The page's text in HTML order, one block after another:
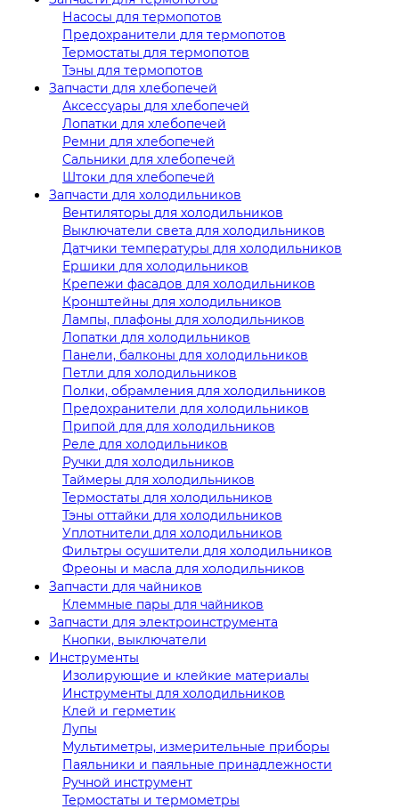
Насосы для термопотов
Предохранители для термопотов
Термостаты для термопотов
Тэны для термопотов
Запчасти для хлебопечей
Аксессуары для хлебопечей
Лопатки для хлебопечей
Ремни для хлебопечей
Сальники для хлебопечей
Штоки для хлебопечей
Запчасти для холодильников
Вентиляторы для холодильников
Выключатели света для холодильников
Датчики температуры для холодильников
Ершики для холодильников
Крепежи фасадов для холодильников
Кронштейны для холодильников
Лампы, плафоны для холодильников
Лопатки для холодильников
Панели, балконы для холодильников
Петли для холодильников
Полки, обрамления для холодильников
Предохранители для холодильников
Припой для для холодильников
Реле для холодильников
Ручки для холодильников
Таймеры для холодильников
Термостаты для холодильников
Тэны оттайки для холодильников
Уплотнители для холодильников
Фильтры осушители для холодильников
Фреоны и масла для холодильников
Запчасти для чайников
Клеммные пары для чайников
Запчасти для электроинструмента
Кнопки, выключатели
Инструменты
Изолирующие и клейкие материалы
Инструменты для холодильников
Клей и герметик
Лупы
Мультиметры, измерительные приборы
Паяльники и паяльные принадлежности
Ручной инструмент
Термостаты и термометры